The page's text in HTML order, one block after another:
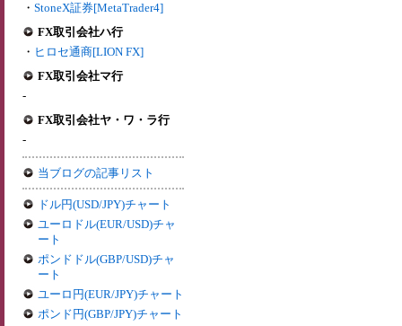
・ StoneX証券[MetaTrader4]
FX取引会社ハ行
・ ヒロセ通商[LION FX]
FX取引会社マ行
-
FX取引会社ヤ・ワ・ラ行
-
当ブログの記事リスト
ドル円(USD/JPY)チャート
ユーロドル(EUR/USD)チャ
ート
ポンドドル(GBP/USD)チャ
ート
ユーロ円(EUR/JPY)チャート
ポンド円(GBP/JPY)チャート